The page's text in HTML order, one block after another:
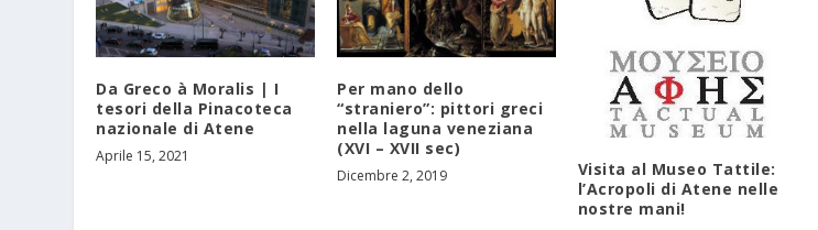
Da Greco à Moralis | I
tesori della Pinacoteca
nazionale di Atene
Aprile 15, 2021
Per mano dello
“straniero”: pittori greci
nella laguna veneziana
(XVI – XVII sec)
Dicembre 2, 2019
Visita al Museo Tattile:
l’Acropoli di Atene nelle
nostre mani!